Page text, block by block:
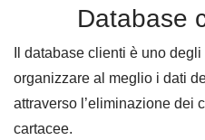
Database
Il database clienti è uno
organizzare al meglio i dati
attraverso l’eliminazione dei
cartacee.